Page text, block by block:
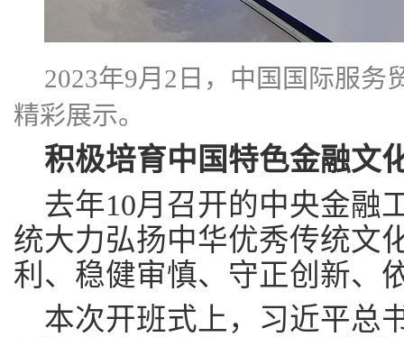
2023年9月2日，中国国际服务
精彩展示。
积极培育中国特色金融文
去年10月召开的中央金融
统大力弘扬中华优秀传统文
利、稳健审慎、守正创新、
本次开班式上，习近平总